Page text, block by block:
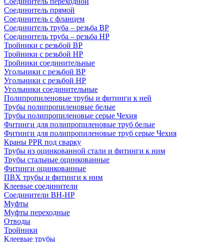
Соединитель прямой
Соединитель с фланцем
Соединитель труба – резьба ВР
Соединитель труба – резьба НР
Тройники с резьбой ВР
Тройники с резьбой НР
Тройники соединительные
Угольники с резьбой ВР
Угольники с резьбой НР
Угольники соединительные
Полипропиленовые трубы и фитинги к ней
Трубы полипропиленовые белые
Трубы полипропиленовые серые Чехия
Фитинги для полипропиленовые труб белые
Фитинги для полипропиленовые труб серые Чехия
Краны PPR под сварку
Трубы из оцинкованной стали и фитинги к ним
Трубы стальные оцинкованные
Фитинги оцинкованные
ПВХ трубы и фитинги к ним
Клеевые соединители
Соединители ВН-НР
Муфты
Муфты переходные
Отводы
Тройники
Клеевые трубы